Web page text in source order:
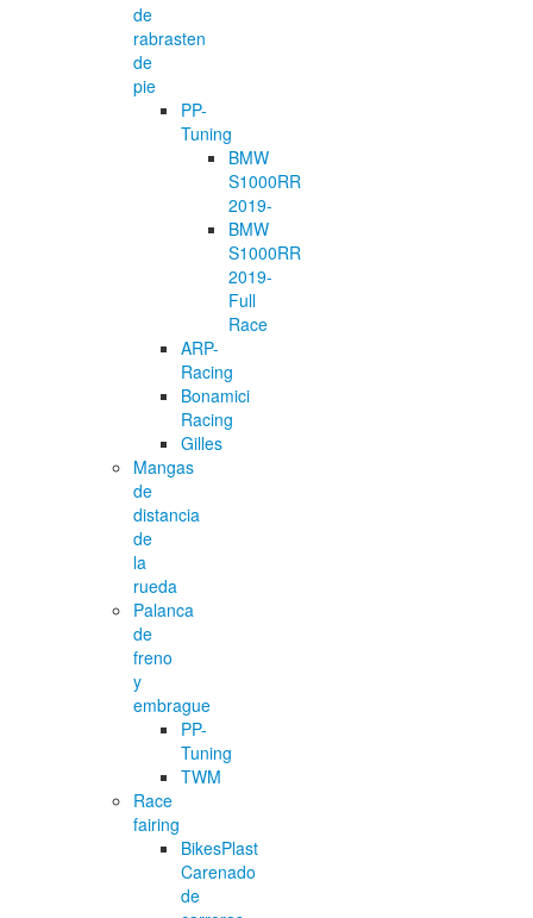
de
rabrasten
de
pie
PP-
Tuning
BMW
S1000RR
2019-
BMW
S1000RR
2019-
Full
Race
ARP-
Racing
Bonamici
Racing
Gilles
Mangas
de
distancia
de
la
rueda
Palanca
de
freno
y
embrague
PP-
Tuning
TWM
Race
fairing
BikesPlast
Carenado
de